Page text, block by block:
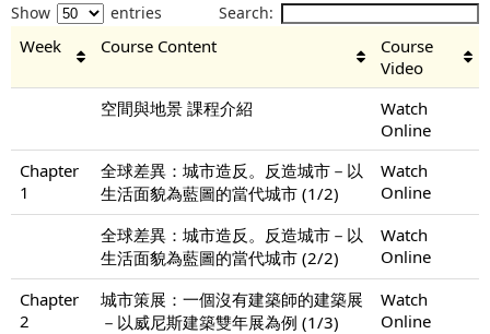
Show entries Search:
Week Course Content
Course
Video
空間與地景 課程介紹
Watch
Online
Chapter
1
全球差異：城市造反。反造城市－以
生活面貌為藍圖的當代城市 (1/2)
Watch
Online
全球差異：城市造反。反造城市－以
生活面貌為藍圖的當代城市 (2/2)
Watch
Online
Chapter
2
城市策展：一個沒有建築師的建築展
－以威尼斯建築雙年展為例 (1/3)
Watch
Online